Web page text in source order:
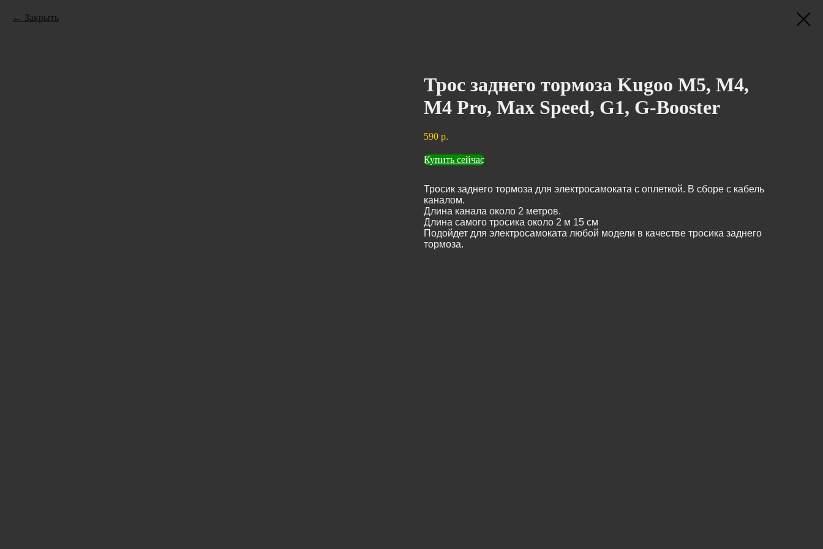
Закрыть
Трос заднего тормоза Kugoo M5, M4,
M4 Pro, Max Speed, G1, G-Booster
590 р.
Купить сейчас
Тросик заднего тормоза для электросамоката с оплеткой. В сборе с кабель
каналом.
Длина канала около 2 метров.
Длина самого тросика около 2 м 15 см
Подойдет для электросамоката любой модели в качестве тросика заднего
тормоза.